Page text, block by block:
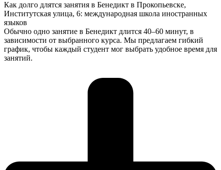
Как долго длятся занятия в Бенедикт в Прокопьевске,
Институтская улица, 6: международная школа иностранных
языков
Обычно одно занятие в Бенедикт длится 40–60 минут, в
зависимости от выбранного курса. Мы предлагаем гибкий
график, чтобы каждый студент мог выбрать удобное время для
занятий.